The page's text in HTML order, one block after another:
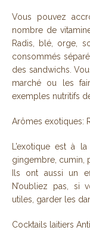
Vous pouvez
nombre de
Radis, blé, orge,
consommés
des sandwichs.
marché ou les
exemples nutritifs
Arômes exotiques:
L’exotique est à
gingembre, cumin,
Ils ont aussi un
N’oubliez pas, si
utiles, garder les
Cocktails laitiers